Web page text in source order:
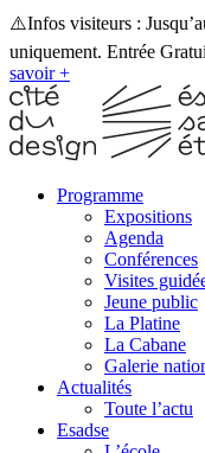
⚠️Infos visiteurs :
uniquement. Entrée
savoir +
Programme
Expositions
Agenda
Conférences
Visites
Jeune public
La Platine
La Cabane
Galerie
Actualités
Toute l’actu
Esadse